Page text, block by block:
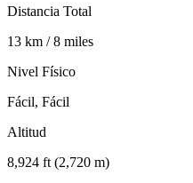
Distancia Total
13 km / 8 miles
Nivel Físico
Fácil, Fácil
Altitud
8,924 ft (2,720 m)